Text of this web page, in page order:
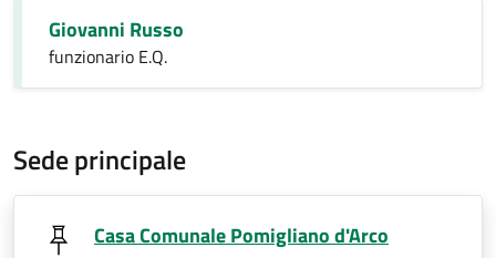
Giovanni Russo
funzionario E.Q.
Sede principale
Casa Comunale Pomigliano d'Arco